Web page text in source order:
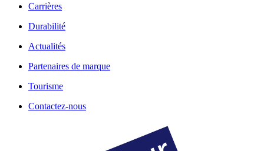
Carrières
Durabilité
Actualités
Partenaires de marque
Tourisme
Contactez-nous